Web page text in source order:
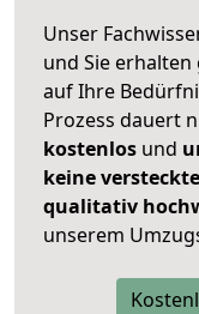
Unser
und Sie
auf Ihre
Prozess dauert
kostenlos und
keine
qualitativ
unserem